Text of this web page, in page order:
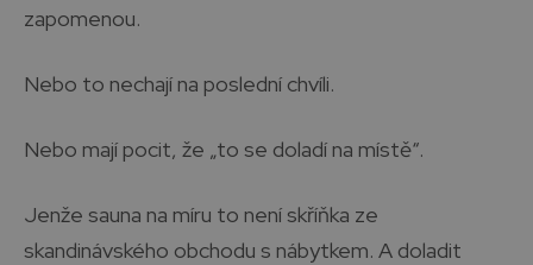
zapomenou.
Nebo to nechají na poslední chvíli.
Nebo mají pocit, že „to se doladí na místě“.
Jenže sauna na míru to není skříňka ze
skandinávského obchodu s nábytkem. A doladit